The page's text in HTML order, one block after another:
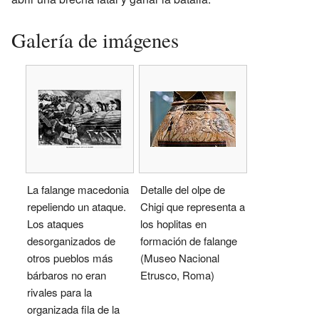
Galería de imágenes
La falange macedonia
repeliendo un ataque.
Los ataques
desorganizados de
otros pueblos más
bárbaros no eran
rivales para la
organizada fila de la
Detalle del olpe de
Chigi que representa a
los hoplitas en
formación de falange
(Museo Nacional
Etrusco, Roma)